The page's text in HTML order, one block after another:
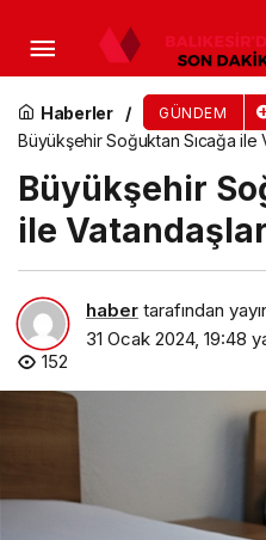
Haberler GÜNDEM
Büyükşehir Soğuktan Sıcağa ile
Büyükşehir
ile
haber tarafından
31 Ocak 2024, 19:48
152
Büyükşehirden Bodrum
Asfalt Çalışması